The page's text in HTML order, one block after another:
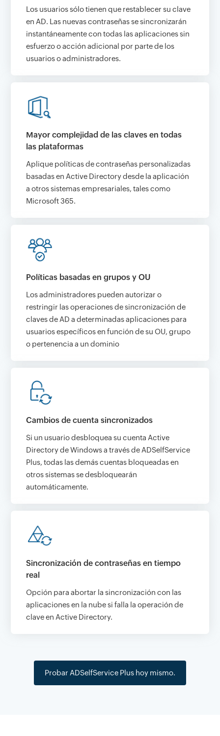
Los usuarios sólo tienen que restablecer su clave
en AD. Las nuevas contraseñas se sincronizarán
instantáneamente con todas las aplicaciones sin
esfuerzo o acción adicional por parte de los
usuarios o administradores.
Mayor complejidad de las claves en todas
las plataformas
Aplique políticas de contraseñas personalizadas
basadas en Active Directory desde la aplicación
a otros sistemas empresariales, tales como
Microsoft 365.
Políticas basadas en grupos y OU
Los administradores pueden autorizar o
restringir las operaciones de sincronización de
claves de AD a determinadas aplicaciones para
usuarios específicos en función de su OU, grupo
o pertenencia a un dominio
Cambios de cuenta sincronizados
Si un usuario desbloquea su cuenta Active
Directory de Windows a través de ADSelfService
Plus, todas las demás cuentas bloqueadas en
otros sistemas se desbloquearán
automáticamente.
Sincronización de contraseñas en tiempo
real
Opción para abortar la sincronización con las
aplicaciones en la nube si falla la operación de
clave en Active Directory.
Probar ADSelfService Plus hoy mismo.